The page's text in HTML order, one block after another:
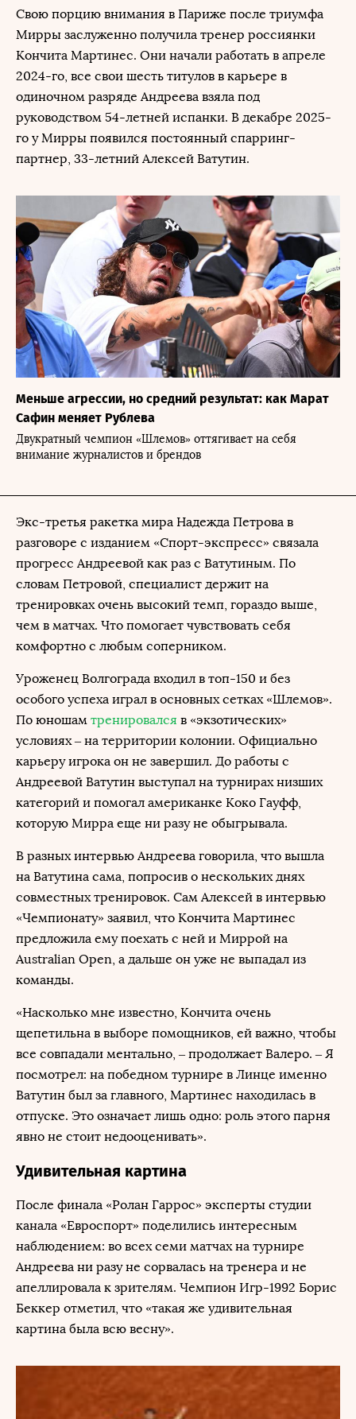
Свою порцию внимания в Париже после триумфа
Мирры заслуженно получила тренер россиянки
Кончита Мартинес. Они начали работать в апреле
2024-го, все свои шесть титулов в карьере в
одиночном разряде Андреева взяла под
руководством 54-летней испанки. В декабре 2025-
го у Мирры появился постоянный спарринг-
партнер, 33-летний Алексей Ватутин.
Меньше агрессии, но средний результат: как Марат
Сафин меняет Рублева
Двукратный чемпион «Шлемов» оттягивает на себя
внимание журналистов и брендов
Экс-третья ракетка мира Надежда Петрова в
разговоре с изданием «Спорт-экспресс» связала
прогресс Андреевой как раз с Ватутиным. По
словам Петровой, специалист держит на
тренировках очень высокий темп, гораздо выше,
чем в матчах. Что помогает чувствовать себя
комфортно с любым соперником.
Уроженец Волгограда входил в топ-150 и без
особого успеха играл в основных сетках «Шлемов».
По юношам тренировался в «экзотических»
условиях – на территории колонии. Официально
карьеру игрока он не завершил. До работы с
Андреевой Ватутин выступал на турнирах низших
категорий и помогал американке Коко Гауфф,
которую Мирра еще ни разу не обыгрывала.
В разных интервью Андреева говорила, что вышла
на Ватутина сама, попросив о нескольких днях
совместных тренировок. Сам Алексей в интервью
«Чемпионату» заявил, что Кончита Мартинес
предложила ему поехать с ней и Миррой на
Australian Open, а дальше он уже не выпадал из
команды.
«Насколько мне известно, Кончита очень
щепетильна в выборе помощников, ей важно, чтобы
все совпадали ментально, – продолжает Валеро. – Я
посмотрел: на победном турнире в Линце именно
Ватутин был за главного, Мартинес находилась в
отпуске. Это означает лишь одно: роль этого парня
явно не стоит недооценивать».
Удивительная картина
После финала «Ролан Гаррос» эксперты студии
канала «Евроспорт» поделились интересным
наблюдением: во всех семи матчах на турнире
Андреева ни разу не сорвалась на тренера и не
апеллировала к зрителям. Чемпион Игр-1992 Борис
Беккер отметил, что «такая же удивительная
картина была всю весну».